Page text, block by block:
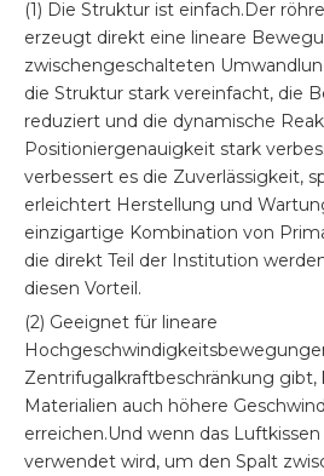
(1) Die Struktur ist einfach.Der
erzeugt direkt eine lineare
zwischengeschalteten
die Struktur stark vereinfacht, die
reduziert und die dynamische
Positioniergenauigkeit stark
verbessert es die Zuverlässigkeit,
erleichtert Herstellung und
einzigartige Kombination von
die direkt Teil der Institution
diesen Vorteil.
(2) Geeignet für lineare
Zentrifugalkraftbeschränkung
Materialien auch höhere
erreichen.Und wenn das
verwendet wird, um den Spalt